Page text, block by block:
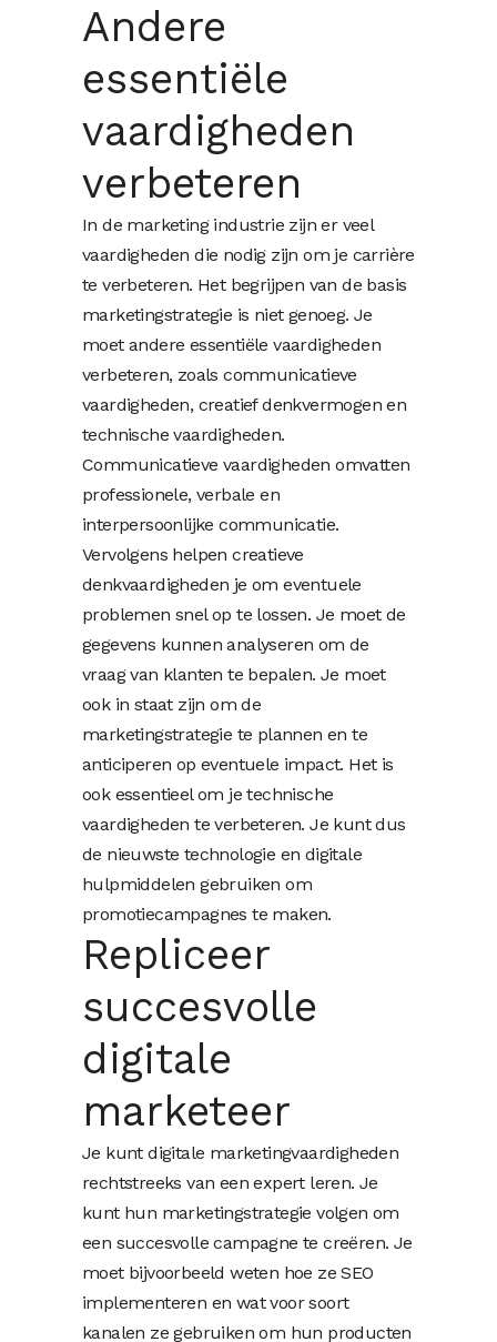
Andere
essentiële
vaardigheden
verbeteren
In de marketing industrie zijn er veel
vaardigheden die nodig zijn om je carrière
te verbeteren. Het begrijpen van de basis
marketingstrategie is niet genoeg. Je
moet andere essentiële vaardigheden
verbeteren, zoals communicatieve
vaardigheden, creatief denkvermogen en
technische vaardigheden.
Communicatieve vaardigheden omvatten
professionele, verbale en
interpersoonlijke communicatie.
Vervolgens helpen creatieve
denkvaardigheden je om eventuele
problemen snel op te lossen. Je moet de
gegevens kunnen analyseren om de
vraag van klanten te bepalen. Je moet
ook in staat zijn om de
marketingstrategie te plannen en te
anticiperen op eventuele impact. Het is
ook essentieel om je technische
vaardigheden te verbeteren. Je kunt dus
de nieuwste technologie en digitale
hulpmiddelen gebruiken om
promotiecampagnes te maken.
Repliceer
succesvolle
digitale
marketeer
Je kunt digitale marketingvaardigheden
rechtstreeks van een expert leren. Je
kunt hun marketingstrategie volgen om
een ​​succesvolle campagne te creëren. Je
moet bijvoorbeeld weten hoe ze SEO
implementeren en wat voor soort
kanalen ze gebruiken om hun producten